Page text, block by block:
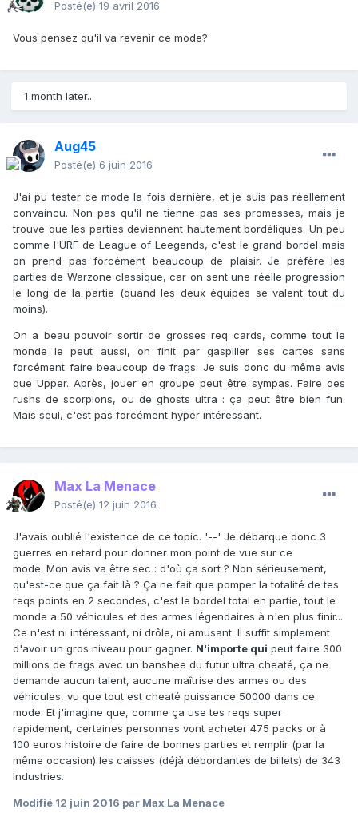
Posté(e) 19 avril 2016
Vous pensez qu'il va revenir ce mode?
1 month later...
Aug45
Posté(e) 6 juin 2016
J'ai pu tester ce mode la fois dernière, et je suis pas réellement
convaincu. Non pas qu'il ne tienne pas ses promesses, mais je
trouve que les parties deviennent hautement bordéliques. Un peu
comme l'URF de League of Leegends, c'est le grand bordel mais
on prend pas forcément beaucoup de plaisir. Je préfère les
parties de Warzone classique, car on sent une réelle progression
le long de la partie (quand les deux équipes se valent tout du
moins).
On a beau pouvoir sortir de grosses req cards, comme tout le
monde le peut aussi, on finit par gaspiller ses cartes sans
forcément faire beaucoup de frags. Je suis donc du même avis
que Upper. Après, jouer en groupe peut être sympas. Faire des
rushs de scorpions, ou de ghosts ultra : ça peut être bien fun.
Mais seul, c'est pas forcément hyper intéressant.
Max La Menace
Posté(e) 12 juin 2016
J'avais oublié l'existence de ce topic. '--' Je débarque donc 3
guerres en retard pour donner mon point de vue sur ce
mode. Mon avis va être sec : d'où ça sort ? Non sérieusement,
qu'est-ce que ça fait là ? Ça ne fait que pomper la totalité de tes
reqs points en 2 secondes, c'est le bordel total en partie, tout le
monde a 50 véhicules et des armes légendaires à n'en plus finir...
Ce n'est ni intéressant, ni drôle, ni amusant. Il suffit simplement
d'avoir un gros niveau pour gagner. N'importe qui peut faire 300
millions de frags avec un banshee du futur ultra cheaté, ça ne
demande aucun talent, aucune maîtrise des armes ou des
véhicules, vu que tout est cheaté puissance 50000 dans ce
mode. Et j'imagine que, comme ça use tes reqs super
rapidement, certaines personnes vont acheter 475 packs or à
100 euros histoire de faire de bonnes parties et remplir (par la
même occasion) les caisses (déjà débordantes de billets) de 343
Industries.
Modifié 12 juin 2016 par Max La Menace